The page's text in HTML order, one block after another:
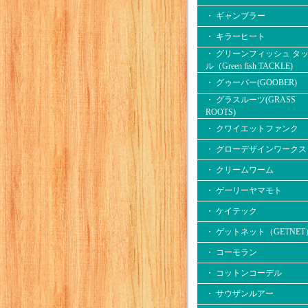
・ ギャンブラー
・ キラーヒート
・ グリーンフィッシュ タ
ル（Green fish TACKLE)
・ グゥーバー(GOOBER)
・ グラスルーツ(GRASS
ROOTS)
・ クワイエットファンク
・ グローデザインワークス
・ クリームワーム
・ ゲーリーヤマモト
・ ケイテック
・ ゲットネット（GETNET
・ コーモラン
・ コットンコーデル
・ サウザンルアー